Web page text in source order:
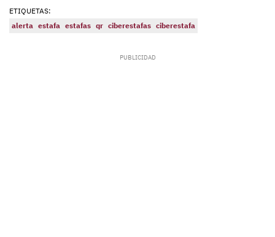
ETIQUETAS:
alerta estafa estafas qr ciberestafas ciberestafa